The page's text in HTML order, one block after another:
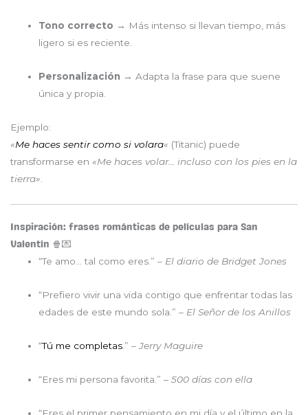
Tono correcto → Más intenso si llevan tiempo, más
ligero si es reciente.
Personalización → Adapta la frase para que suene
única y propia.
Ejemplo:
«Me haces sentir como si volara« (Titanic) puede
transformarse en «Me haces volar… incluso con los pies en la
tierra»
Inspiración: frases románticas de películas para San
Valentín 🍿💌
“Te amo… tal como eres.” – El diario de Bridget Jones
“Prefiero vivir una vida contigo que enfrentar todas las
edades de este mundo sola.” – El Señor de los Anillos
“Tú me completas .” –Jerry Maguire
“Eres mi persona favorita.” –500 días con ella